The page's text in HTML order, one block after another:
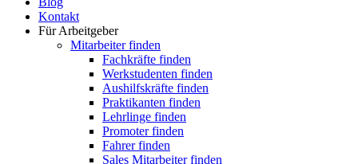
Kontakt
Für Arbeitgeber
Mitarbeiter finden
Fachkräfte finden
Werkstudenten finden
Aushilfskräfte finden
Praktikanten finden
Lehrlinge finden
Promoter finden
Fahrer finden
Sales Mitarbeiter finden